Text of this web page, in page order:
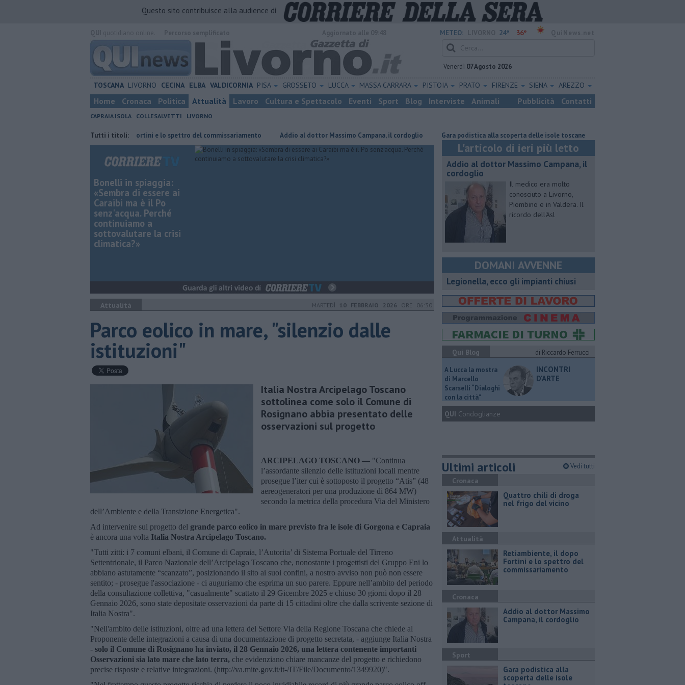
Questo sito contribuisce alla audience di
METEO: 24° 36°
Venerdì 07 Agosto 2026
TOSCANA LIVORNO CECINA ELBA VALDICORNIA PISA GROSSETO LUCCA MASSA CARRARA PISTOIA PRATO FIRENZE SIENA AREZZO
Home Cronaca Politica Attualità Lavoro Cultura e Spettacolo Eventi Sport Blog Interviste Animali Pubblicità Contatti
CAPRAIA ISOLA COLLESALVETTI LIVORNO
Tutti i titoli:
Retiambiente, il dopo Fortini e lo spettro del commissariamento Addio al dottor Massimo Campana, il cordoglio Gara podistica alla scoperta delle isole toscane Quattro chili di droga nel frigo del
Bonelli in spiaggia:
«Sembra di essere ai
Caraibi ma è il Po
senz'acqua. Perché
continuiamo a
sottovalutare la crisi
climatica?»
Attualità MARTEDÌ 10 FEBBRAIO 2026 ORE 06:30
Parco eolico in mare, "silenzio dalle
istituzioni"
Italia Nostra Arcipelago Toscano
sottolinea come solo il Comune di
Rosignano abbia presentato delle
osservazioni sul progetto
ARCIPELAGO TOSCANO — "Continua
l’assordante silenzio delle istituzioni locali mentre
prosegue l’iter cui è sottoposto il progetto “Atis” (48
aereogeneratori per una produzione di 864 MW)
secondo la metrica della procedura Via del Ministero
dell’Ambiente e della Transizione Energetica".
Ad intervenire sul progetto del grande parco eolico in mare previsto fra le isole di Gorgona e Capraia
è ancora una volta Italia Nostra Arcipelago Toscano.
"Tutti zitti: i 7 comuni elbani, il Comune di Capraia, l’Autorita’ di Sistema Portuale del Tirreno
Settentrionale, il Parco Nazionale dell’Arcipelago Toscano che, nonostante i progettisti del Gruppo Eni lo
abbiano astutamente “scanzato”, posizionando il sito ai suoi confini, a nostro avviso non può non essere
sentito; - prosegue l'associazione - ci auguriamo che esprima un suo parere. Eppure nell’ambito del periodo
della consultazione collettiva, "casualmente" scattato il 29 Gicembre 2025 e chiuso 30 giorni dopo il 28
Gennaio 2026, sono state depositate osservazioni da parte di 15 cittadini oltre che dalla scrivente sezione di
Italia Nostra".
"Nell'ambito delle istituzioni, oltre ad una lettera del Settore Via della Regione Toscana che chiede al
Proponente delle integrazioni a causa di una documentazione di progetto secretata, - aggiunge Italia Nostra
- solo il Comune di Rosignano ha inviato, il 28 Gennaio 2026, una lettera contenente importanti
Osservazioni sia lato mare che lato terra, che evidenziano chiare mancanze del progetto e richiedono
precise risposte e relative integrazioni. (http://va.mite.gov.it/it-/IT/File/Documento/1349920)".
L'articolo di ieri più letto
Addio al dottor Massimo Campana, il
cordoglio
Il medico era molto
conosciuto a Livorno,
Piombino e in Valdera. Il
ricordo dell'Asl
DOMANI AVVENNE
Legionella, ecco gli impianti chiusi
Qui Blog
di Riccardo Ferrucci
A Lucca la mostra
di Marcello
Scarselli “Dialoghi
con la città"
INCONTRI
D'ARTE
QUI Condoglianze
Ultimi articoli Vedi tutti
Cronaca
Quattro chili di droga
nel frigo del vicino
Attualità
Retiambiente, il dopo
Fortini e lo spettro del
commissariamento
Cronaca
Addio al dottor Massimo
Campana, il cordoglio
Sport
Gara podistica alla
scoperta delle isole